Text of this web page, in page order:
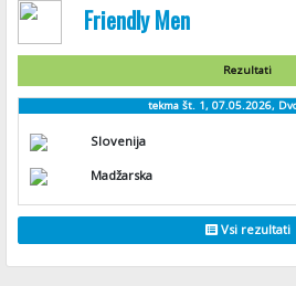
Friendly Men
Rezultati
tekma št. 1, 07.05.2026,
Slovenija
Madžarska
Vsi rezultati